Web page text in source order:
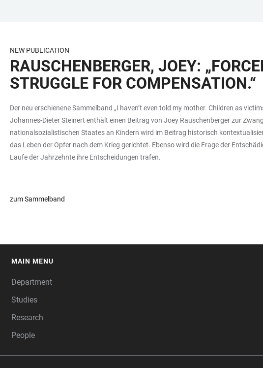
CONTENT
NEW PUBLICATION
RAUSCHENBERGER, JOEY:
STRUGGLE FOR COMPENSATION.“
Der neu erschienene Sammelband „I haven’t even told my mother. Children as
Johannes-Dieter Steinert enthält einen Beitrag von Joey Rauschenberger zur
nationalsozialistischen Staates an Kindern wird im Beitrag historisch
das Leben der Opfer nach dem Krieg gerichtet. Ebenso wird die Frage der
Laufe der Jahrzehnte ihre Entscheidungen trafen.
zum Sammelband
MAIN MENU
Department
Studies
Research
People